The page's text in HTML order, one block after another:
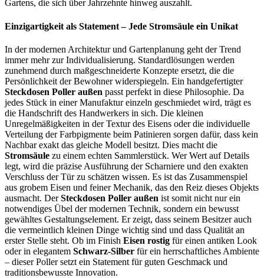
Gartens, die sich über Jahrzehnte hinweg auszahlt.
Einzigartigkeit als Statement – Jede Stromsäule ein Unikat
In der modernen Architektur und Gartenplanung geht der Trend
immer mehr zur Individualisierung. Standardlösungen werden
zunehmend durch maßgeschneiderte Konzepte ersetzt, die die
Persönlichkeit der Bewohner widerspiegeln. Ein handgefertigter
Steckdosen Poller außen passt perfekt in diese Philosophie. Da
jedes Stück in einer Manufaktur einzeln geschmiedet wird, trägt es
die Handschrift des Handwerkers in sich. Die kleinen
Unregelmäßigkeiten in der Textur des Eisens oder die individuelle
Verteilung der Farbpigmente beim Patinieren sorgen dafür, dass kein
Nachbar exakt das gleiche Modell besitzt. Dies macht die
Stromsäule zu einem echten Sammlerstück. Wer Wert auf Details
legt, wird die präzise Ausführung der Scharniere und den exakten
Verschluss der Tür zu schätzen wissen. Es ist das Zusammenspiel
aus grobem Eisen und feiner Mechanik, das den Reiz dieses Objekts
ausmacht. DerSteckdosen Poller außen ist somit nicht nur ein
notwendiges Übel der modernen Technik, sondern ein bewusst
gewähltes Gestaltungselement. Er zeigt, dass seinem Besitzer auch
die vermeintlich kleinen Dinge wichtig sind und dass Qualität an
erster Stelle steht. Ob im Finish Eisen rostig für einen antiken Look
oder in elegantem Schwarz-Silber für ein herrschaftliches Ambiente
– dieser Poller setzt ein Statement für guten Geschmack und
traditionsbewusste Innovation.